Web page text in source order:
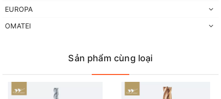
EUROPA
OMATEI
Sản phẩm cùng loại